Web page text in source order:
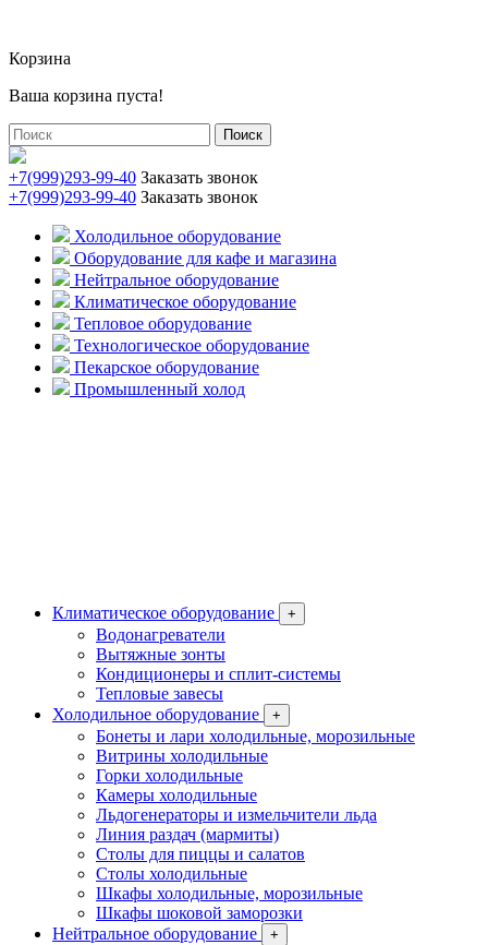
Корзина
Ваша корзина пуста!
Поиск
+7(999)293-99-40 Заказать звонок
+7(999)293-99-40 Заказать звонок
Холодильное оборудование
Оборудование для кафе и магазина
Нейтральное оборудование
Климатическое оборудование
Тепловое оборудование
Технологическое оборудование
Пекарское оборудование
Промышленный холод
Климатическое оборудование +
Водонагреватели
Вытяжные зонты
Кондиционеры и сплит-системы
Тепловые завесы
Холодильное оборудование
+
Бонеты и лари холодильные, морозильные
Витрины холодильные
Горки холодильные
Камеры холодильные
Льдогенераторы и измельчители льда
Линия раздач (мармиты)
Столы для пиццы и салатов
Столы холодильные
Шкафы холодильные, морозильные
Шкафы шоковой заморозки
Нейтральное оборудование
+